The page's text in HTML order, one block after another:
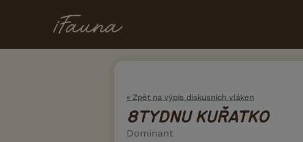
« Zpět na výpis diskusních vláken
8TYDNU KUŘATKO
Dominant